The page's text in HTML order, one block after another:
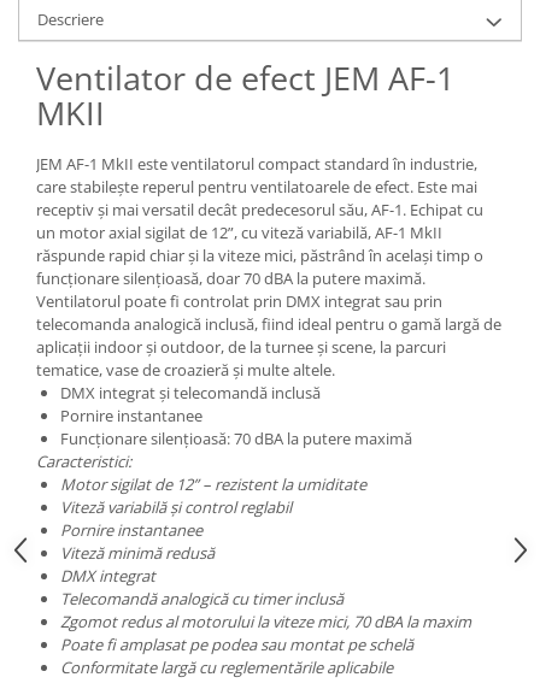
Casti
Casti fara fir
DI Box
Microfoane
Accesorii pentru Microfoane
Headset-uri si lavaliere
Microfoane cu fir pentru live
Microfoane de captura
Microfoane pentru instrumente
Microfoane USB - Podcast, Gaming
Seturi de microfoane
Sisteme wireless
Mixere
Accesorii mixere
Mixere analogice
Mixere digitale
Mixere pentru DJ
Monitorizare In-Ear
Stative pentru Boxe
Descriere
Ventilator de efect JEM AF-1
MKII
JEM AF-1 MkII este ventilatorul compact standard în industrie,
care stabilește reperul pentru ventilatoarele de efect. Este mai
receptiv și mai versatil decât predecesorul său, AF-1. Echipat cu
un motor axial sigilat de 12”, cu viteză variabilă, AF-1 MkII
răspunde rapid chiar și la viteze mici, păstrând în același timp o
funcționare silențioasă, doar 70 dBA la putere maximă.
Ventilatorul poate fi controlat prin DMX integrat sau prin
telecomanda analogică inclusă, fiind ideal pentru o gamă largă de
aplicații indoor și outdoor, de la turnee și scene, la parcuri
tematice, vase de croazieră și multe altele.
DMX integrat și telecomandă inclusă
Pornire instantanee
Funcționare silențioasă: 70 dBA la putere maximă
Caracteristici:
Motor sigilat de 12” – rezistent la umiditate
Viteză variabilă și control reglabil
Pornire instantanee
Viteză minimă redusă
DMX integrat
Telecomandă analogică cu timer inclusă
Zgomot redus al motorului la viteze mici, 70 dBA la maxim
Poate fi amplasat pe podea sau montat pe schelă
Conformitate largă cu reglementările aplicabile